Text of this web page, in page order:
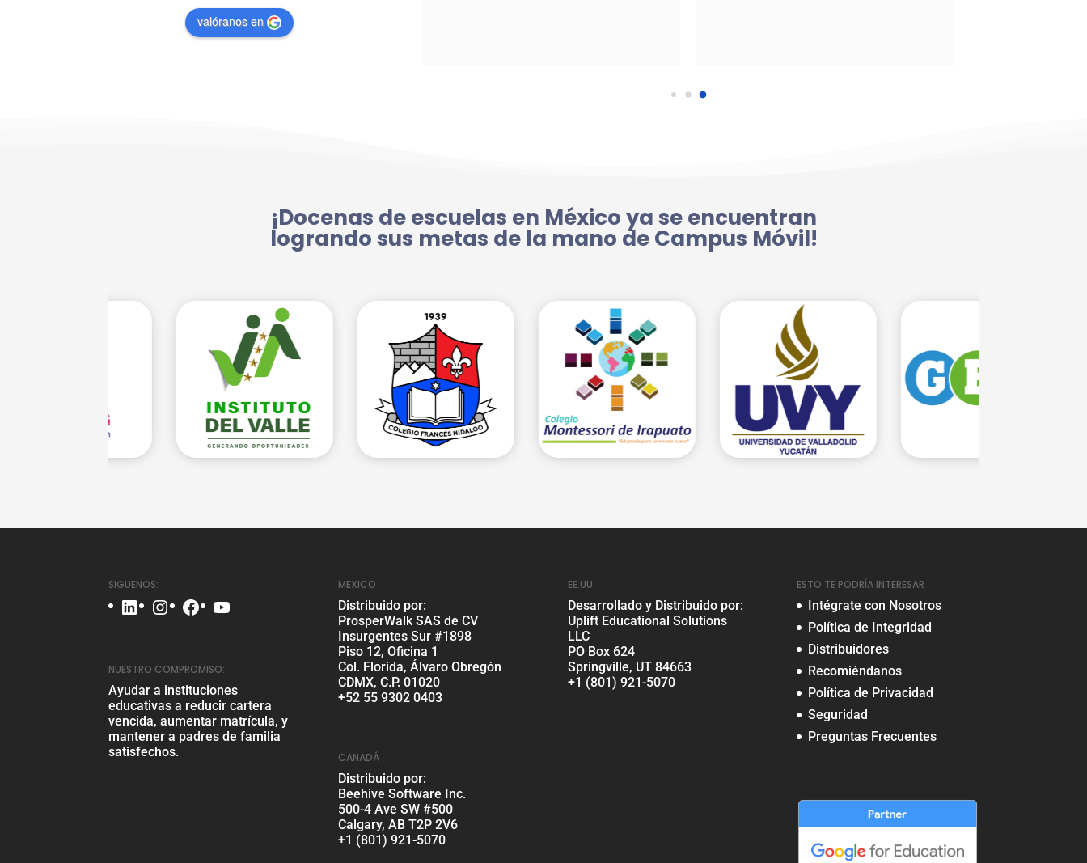
valóranos en
inquietudes y son muy amables en el trato,
super recomendable
¡Docenas de escuelas en México ya se encuentran
logrando sus metas de la mano de Campus Móvil!
SIGUENOS:
LinkedIn
Instagram
Facebook
YouTube
NUESTRO COMPROMISO:
Ayudar a instituciones
educativas a reducir cartera
vencida, aumentar matrícula, y
mantener a padres de familia
satisfechos.
MEXICO
Distribuido por:
ProsperWalk SAS de CV
Insurgentes Sur #1898
Piso 12, Oficina 1
Col. Florida, Álvaro Obregón
CDMX, C.P. 01020
+52 55 9302 0403
CANADÁ
Distribuido por:
Beehive Software Inc.
500-4 Ave SW #500
Calgary, AB T2P 2V6
+1 (801) 921-5070
EE.UU.
Desarrollado y Distribuido por:
Uplift Educational Solutions
LLC
PO Box 624
Springville, UT 84663
+1 (801) 921-5070
ESTO TE PODRÍA INTERESAR
Intégrate con Nosotros
Política de Integridad
Distribuidores
Recomiéndanos
Política de Privacidad
Seguridad
Preguntas Frecuentes